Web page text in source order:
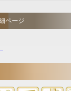
ページ